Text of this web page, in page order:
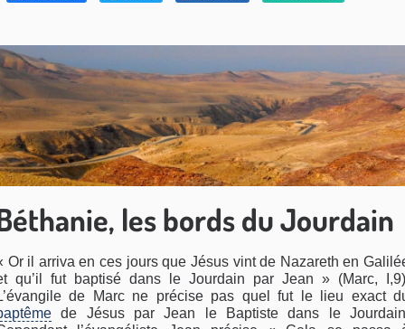
les bords du Jourdain
Or il arriva en ces jours que Jésus vint de Nazareth en
qu’il fut baptisé dans le Jourdain par Jean » (Marc,
de Marc ne précise pas quel fut le lieu exact
de Jésus par Jean le Baptiste dans le